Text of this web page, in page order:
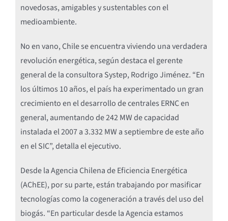
novedosas, amigables y sustentables con el
medioambiente.
No en vano, Chile se encuentra viviendo una verdadera
revolución energética, según destaca el gerente
general de la consultora Systep, Rodrigo Jiménez. “En
los últimos 10 años, el país ha experimentado un gran
crecimiento en el desarrollo de centrales ERNC en
general, aumentando de 242 MW de capacidad
instalada el 2007 a 3.332 MW a septiembre de este año
en el SIC”, detalla el ejecutivo.
Desde la Agencia Chilena de Eficiencia Energética
(AChEE), por su parte, están trabajando por masificar
tecnologías como la cogeneración a través del uso del
biogás. “En particular desde la Agencia estamos